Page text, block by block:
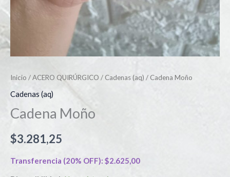
Inicio /ACERO QUIRÚRGICO / Cadenas (aq) / Cadena Moño
Cadenas (aq)
Cadena Moño
$3.281,25
Transferencia (20% OFF): $2.625,00